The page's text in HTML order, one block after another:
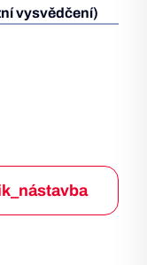
vysvědčení)